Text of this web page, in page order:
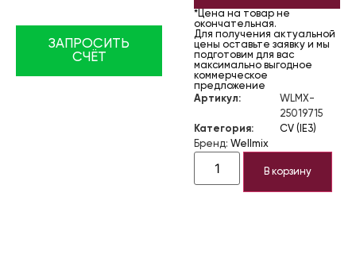
ЗАПРОСИТЬ
СЧЁТ
*Цена на товар не
окончательная.
Для получения актуальной
цены оставьте заявку и мы
подготовим для вас
максимально выгодное
коммерческое
предложение
Артикул:
WLMX-
25019715
Категория:
CV (IE3)
Бренд: Wellmix
В корзину